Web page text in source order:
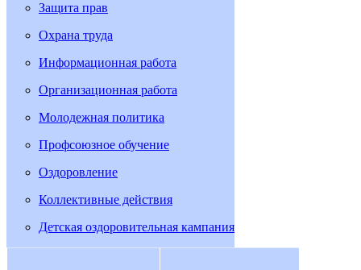
Защита прав
Охрана труда
Информационная работа
Организационная работа
Молодежная политика
Профсоюзное обучение
Оздоровление
Коллективные действия
Детская оздоровительная кампания